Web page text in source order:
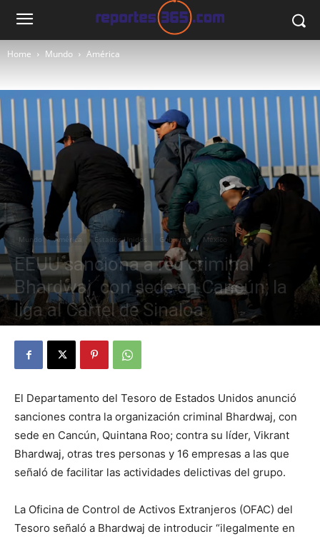
Home Mundo América
Mundo América Estados Unidos Gobierno México
EEUU sanciona a red criminal
Bhardwaj, con sede en Cancún; la
liga al Cártel de Sinaloa
El Departamento del Tesoro de Estados Unidos anunció
sanciones contra la organización criminal Bhardwaj, con
sede en Cancún, Quintana Roo; contra su líder, Vikrant
Bhardwaj, otras tres personas y 16 empresas a las que
señaló de facilitar las actividades delictivas del grupo.
La Oficina de Control de Activos Extranjeros (OFAC) del
Tesoro señaló a Bhardwaj de introducir “ilegalmente en